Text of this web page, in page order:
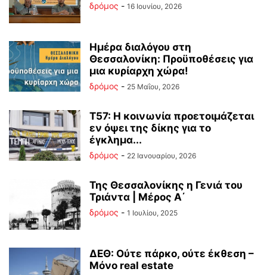
δρόμος - 16 Ιουνίου, 2026
Ημέρα διαλόγου στη
Θεσσαλονίκη: Προϋποθέσεις για
μια κυρίαρχη χώρα!
δρόμος - 25 Μαΐου, 2026
Τ57: Η κοινωνία προετοιμάζεται
εν όψει της δίκης για το
έγκλημα...
δρόμος - 22 Ιανουαρίου, 2026
Της Θεσσαλονίκης η Γενιά του
Τριάντα | Μέρος Α΄
δρόμος - 1 Ιουλίου, 2025
ΔΕΘ: Ούτε πάρκο, ούτε έκθεση –
Μόνο real estate